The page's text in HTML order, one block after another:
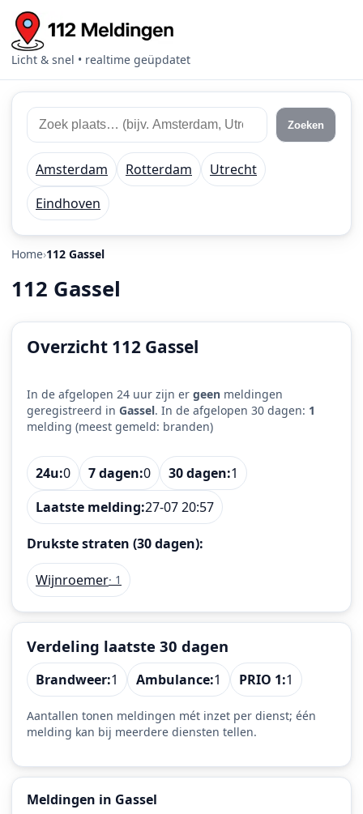
Licht & snel • realtime geüpdatet
Zoek
112
meldingen
Zoek
plaats
of
regio
Zoeken
Amsterdam Rotterdam
Utrecht
Eindhoven
Home 112 Gassel
112 Gassel
Overzicht 112 Gassel
In de afgelopen 24 uur zijn er geen meldingen
geregistreerd in Gassel. In de afgelopen 30 dagen: 1
melding (meest gemeld: branden)
24u:0 7 dagen:0 30 dagen:1
Laatste melding:27-07 20:57
Drukste straten (30 dagen):
Wijnroemer· 1
Verdeling laatste 30 dagen
Brandweer:1 Ambulance:1 PRIO 1:1
Aantallen tonen meldingen mét inzet per dienst; één
melding kan bij meerdere diensten tellen.
Meldingen in Gassel